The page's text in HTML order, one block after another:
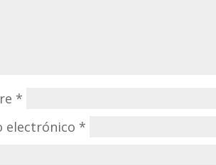
*
electrónico *